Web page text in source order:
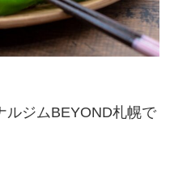
ルジムBEYOND札幌で